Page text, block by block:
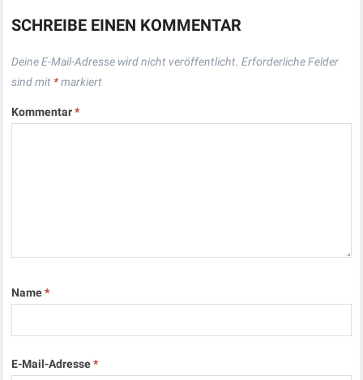
SCHREIBE EINEN KOMMENTAR
Deine E-Mail-Adresse wird nicht veröffentlicht. Erforderliche Felder
sind mit *markiert
Kommentar*
Name*
E-Mail-Adresse*